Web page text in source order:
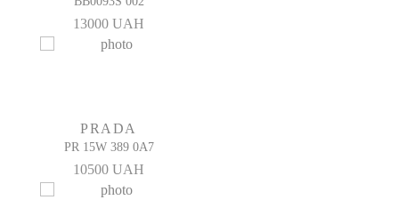
13000 UAH
PRADA
PR 15W 389 0A7
10500 UAH